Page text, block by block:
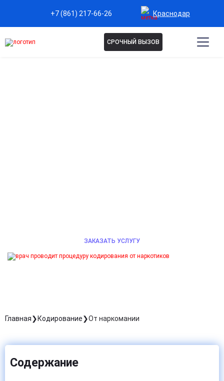
+7 (861) 217-66-26 Краснодар
СРОЧНЫЙ ВЫЗОВ
ЗАКАЗАТЬ УСЛУГУ
Главная Кодирование От наркомании
Содержание